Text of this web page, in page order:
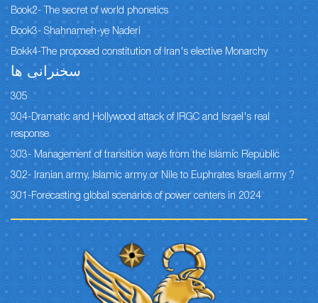
Book2- The secret of world phonetics
Book3- Shahnameh-ye Naderi
Bokk4-The proposed constitution of Iran's elective Monarchy
سخنرانی ها
305
304-Dramatic and Hollywood attack of IRGC and Israel's real
response
303- Management of transition ways from the Islamic Republic
302- Iranian army, Islamic army or Nile to Euphrates Israeli army ?
301-Forecasting global scenarios of power centers in 2024